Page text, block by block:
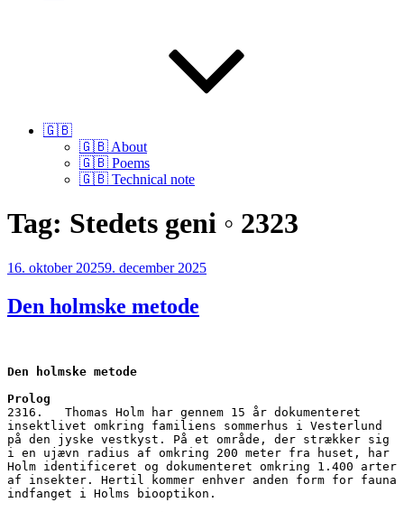
🇬🇧
🇬🇧 About
🇬🇧 Poems
🇬🇧 Technical note
Tag: Stedets geni ◦ 2323
Udgivet
16. oktober 20259. december 2025
Den holmske metode
Den holmske metode
Prolog
2316.   Thomas Holm har gennem 15 år dokumenteret
insektlivet omkring familiens sommerhus i Vesterlund
på den jyske vestkyst. På et område, der strækker sig
i en ujævn radius af omkring 200 meter fra huset, har
Holm identificeret og dokumenteret omkring 1.400 arter
af insekter. Hertil kommer enhver anden form for fauna
indfanget i Holms biooptikon.